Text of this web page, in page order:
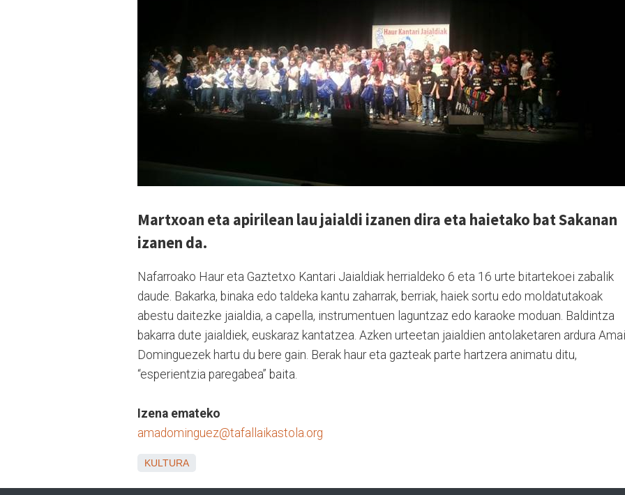
Martxoan eta apirilean lau jaialdi izanen dira eta haietako bat Sakanan
izanen da.
Nafarroako Haur eta Gaztetxo Kantari Jaialdiak herrialdeko 6 eta 16 urte bitartekoei zabalik
daude. Bakarka, binaka edo taldeka kantu zaharrak, berriak, haiek sortu edo moldatutakoak
abestu daitezke jaialdia, a capella, instrumentuen laguntzaz edo karaoke moduan. Baldintza
bakarra dute jaialdiek, euskaraz kantatzea. Azken urteetan jaialdien antolaketaren ardura
Dominguezek hartu du bere gain. Berak haur eta gazteak parte hartzera animatu ditu,
“esperientzia paregabea” baita.
Izena emateko
amadominguez@tafallaikastola.org
KULTURA